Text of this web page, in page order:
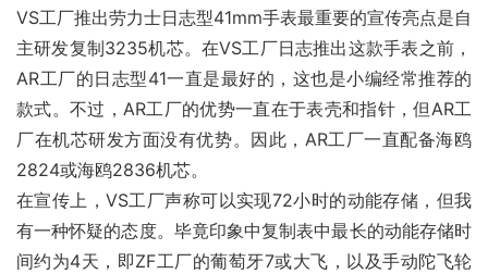
VS工厂推出劳力士日志型41mm手表最重要的宣传亮点是自
主研发复制3235机芯。在VS工厂日志推出这款手表之前，
AR工厂的日志型41一直是最好的，这也是小编经常推荐的
款式。不过，AR工厂的优势一直在于表壳和指针，但AR工
厂在机芯研发方面没有优势。因此，AR工厂一直配备海鸥
2824或海鸥2836机芯。
在宣传上，VS工厂声称可以实现72小时的动能存储，但我
有一种怀疑的态度。毕竟印象中复制表中最长的动能存储时
间约为4天，即ZF工厂的葡萄牙7或大飞，以及手动陀飞轮